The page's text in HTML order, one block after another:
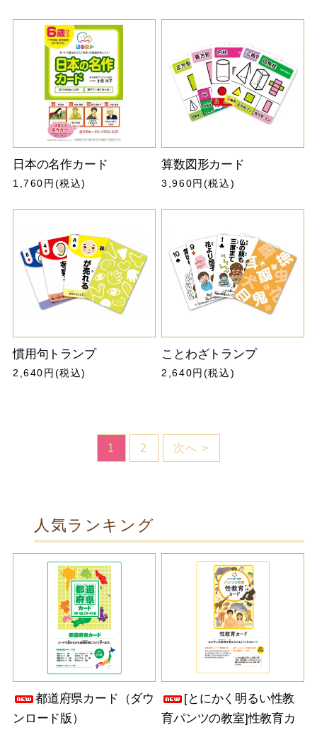
日本の名作カード
1,760円(税込)
算数図形カード
3,960円(税込)
慣用句トランプ
2,640円(税込)
ことわざトランプ
2,640円(税込)
1 2 次へ >
人気ランキング
都道府県カード（ダウ
ンロード版）
[とにかく明るい性教
育パンツの教室]性教育カ